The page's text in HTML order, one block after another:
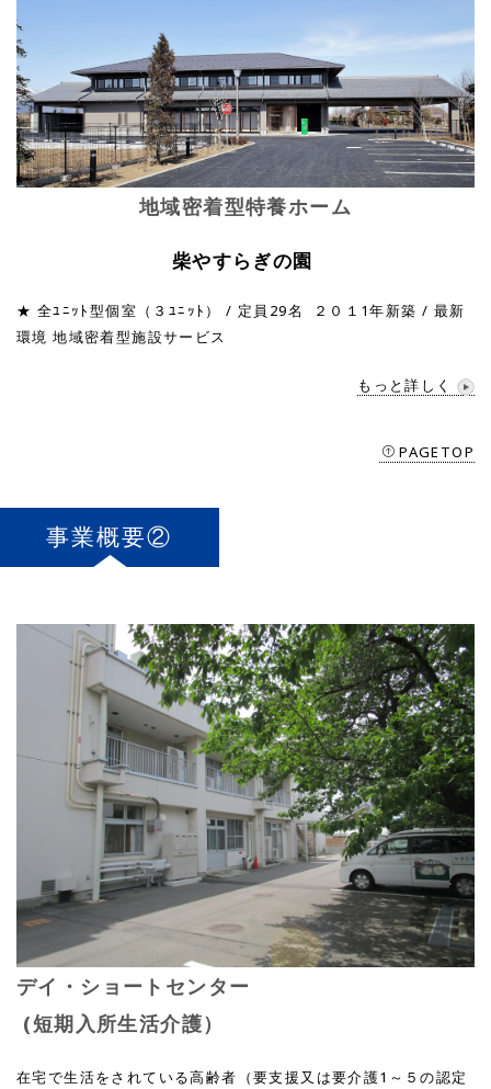
地域密着型特養ホーム
柴やすらぎの園
★ 全ﾕﾆｯﾄ型個室（３ﾕﾆｯﾄ） / 定員29名 ２０１1年新築 / 最新
環境 地域密着型施設サービス
もっと詳しく
PAGETOP
事業概要②
デイ・ショートセンター
(短期入所生活介護）
在宅で生活をされている高齢者（要支援又は要介護1～５の認定